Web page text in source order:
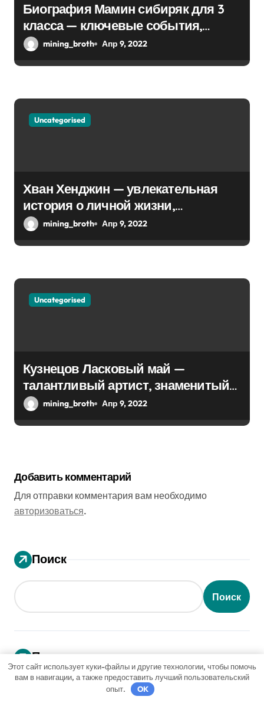
п
с
Биография Мамин сибиряк для 3
класса — ключевые события,
достижения, история жизни
mining_broth Апр 9, 2022
Uncategorised
Хван Хенджин — увлекательная
история о личной жизни,
биографии и впечатляющей
mining_broth Апр 9, 2022
Uncategorised
Кузнецов Ласковый май —
талантливый артист, знаменитый
хитами прошлого — биография и
mining_broth Апр 9, 2022
Добавить комментарий
Для отправки комментария вам необходимо
авторизоваться.
Поиск
Поиск
Последние записи
Обмен Tether TRC20 онлайн: Быстро, Удобно и
Этот сайт использует куки-файлы и другие технологии, чтобы помочь
вам в навигации, а также предоставить лучший пользовательский
опыт.
OK